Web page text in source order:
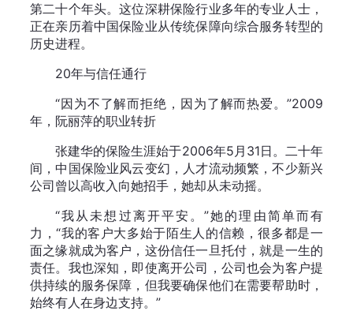
第二十个年头。这位深耕保险行业多年的专业人士，
正在亲历着中国保险业从传统保障向综合服务转型的
历史进程。
20年与信任通行
“因为不了解而拒绝，因为了解而热爱。”2009
年，阮丽萍的职业转折
张建华的保险生涯始于2006年5月31日。二十年
间，中国保险业风云变幻，人才流动频繁，不少新兴
公司曾以高收入向她招手，她却从未动摇。
“我从未想过离开平安。”她的理由简单而有
力，“我的客户大多始于陌生人的信赖，很多都是一
面之缘就成为客户，这份信任一旦托付，就是一生的
责任。我也深知，即使离开公司，公司也会为客户提
供持续的服务保障，但我要确保他们在需要帮助时，
始终有人在身边支持。”